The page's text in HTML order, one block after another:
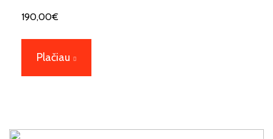
190,00€
Plačiau